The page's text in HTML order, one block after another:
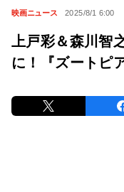
映画ニュース 2025/8/1 6:00
上戸彩＆森川智
に！『ズートピ